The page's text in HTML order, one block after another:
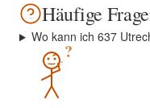
Häufige
Wo kann ich 637
?